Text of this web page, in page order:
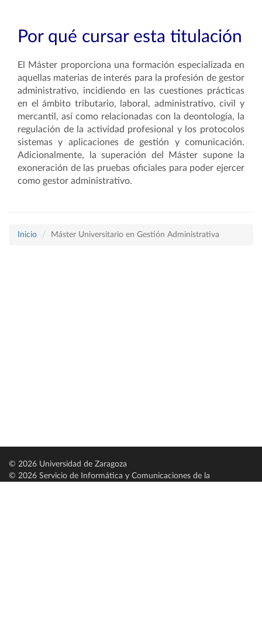
Por qué cursar esta titulación
El Máster proporciona una formación especializada en
aquellas materias de interés para la profesión de gestor
administrativo, incidiendo en las cuestiones prácticas
en el ámbito tributario, laboral, administrativo, civil y
mercantil, así como relacionadas con la deontología, la
regulación de la actividad profesional y los protocolos
sistemas y aplicaciones de gestión y comunicación.
Adicionalmente, la superación del Máster supone la
exoneración de las pruebas oficiales para poder ejercer
como gestor administrativo.
Inicio Máster Universitario en Gestión Administrativa
© 2026 Universidad de Zaragoza
© 2026 Servicio de Informática y Comunicaciones de la